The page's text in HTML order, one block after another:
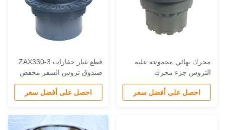
نهائي مجموعة علبة
جزء محرك
هيدروليكي للحفر ZW
ZAX200 ZA330-3
احصل على أفضل سعر
قطع غيار حفارات ZAX330-3
صندوق تروس السفر مخفض
كوكبي مصمم لتحسين وظائف
احصل على أفضل سعر